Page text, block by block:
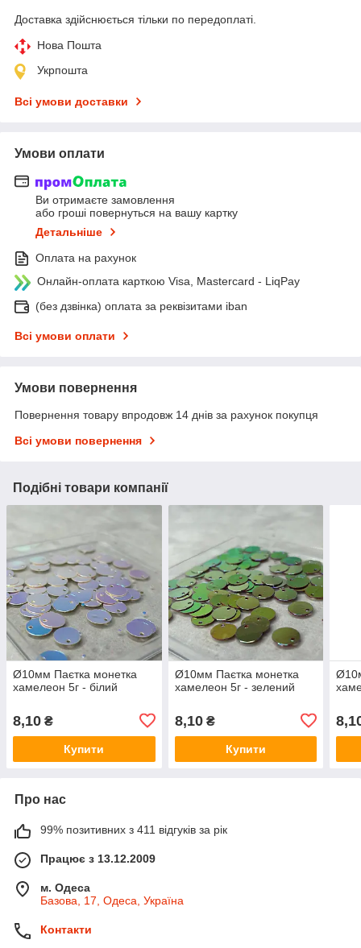
Доставка здійснюється тільки по передоплаті.
Нова Пошта
Укрпошта
Всі умови доставки
Умови оплати
Ви отримаєте замовлення
або гроші повернуться на вашу картку
Детальніше
Оплата на рахунок
Онлайн-оплата карткою Visa, Mastercard - LiqPay
(без дзвінка) оплата за реквізитами iban
Всі умови оплати
Умови повернення
Повернення товару впродовж 14 днів за рахунок покупця
Всі умови повернення
Подібні товари компанії
Ø10мм Паєтка монетка
хамелеон 5г - білий
8,10 ₴
Купити
Ø10мм Паєтка монетка
хамелеон 5г - зелений
8,10₴
Купити
Про нас
99% позитивних з 411 відгуків за рік
Працює з 13.12.2009
м. Одеса
Базова, 17, Одеса, Україна
Контакти